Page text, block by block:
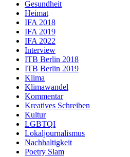
Gesundheit
Heimat
IFA 2018
IFA 2019
IFA 2022
Interview
ITB Berlin 2018
ITB Berlin 2019
Klima
Klimawandel
Kommentar
Kreatives Schreiben
Kultur
LGBTQI
Lokaljournalismus
Nachhaltigkeit
Poetry Slam